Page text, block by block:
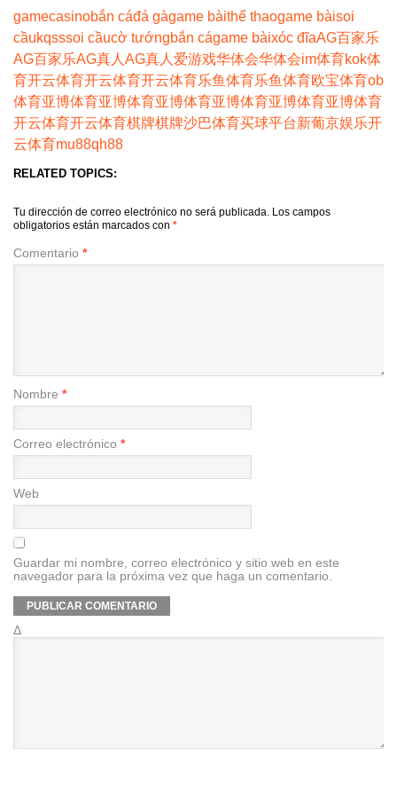
gamecasinobắn cáđá gàgame bàithể thaogame bàisoi
cầukqsssoi cầucờ tướngbắn cágame bàixóc đĩaAG百家乐
AG百家乐AG真人 AG真人 爱游戏华体会华体会im体育kok体
育开云体育开云体育开云体育乐鱼体育乐鱼体育欧宝体育ob
体育亚博体育亚博体育亚博体育亚博体育亚博体育亚博体育
开云体育开云体育棋牌棋牌沙巴体育买球平台新葡京娱乐开
云体育mu88qh88
RELATED TOPICS:
Tu dirección de correo electrónico no será publicada. Los campos
obligatorios están marcados con *
Comentario *
Nombre *
Correo electrónico *
Web
Guardar mi nombre, correo electrónico y sitio web en este
navegador para la próxima vez que haga un comentario.
Δ